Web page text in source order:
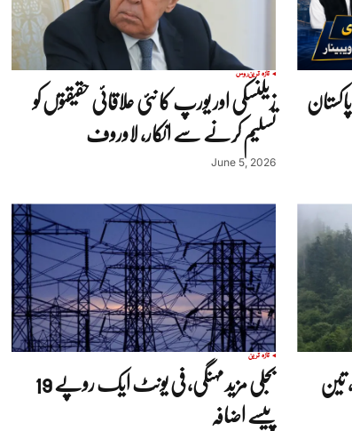
تازہ ترینروس
زیلنسکی اور یورپ کا نئی علاقائی حقیقتوں کو
تسلیم کرنے سے انکار، لاوروف
June 5, 2026
تازہ ترین
بجلی مزید مہنگی، فی یونٹ ایک روپے 19
پیسے اضافہ